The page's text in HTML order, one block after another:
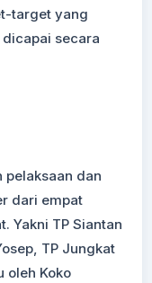
target yang
secara
pelaksaan dan
dari empat
Yakni TP Siantan
TP Jungkat
oleh Koko